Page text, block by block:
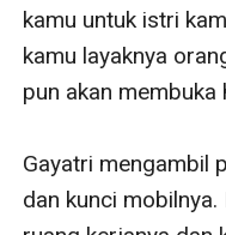
kamu untuk istri
kamu layaknya
pun akan membuka
Gayatri mengambil
dan kunci